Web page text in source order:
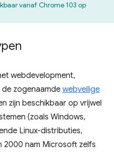
vanaf Chrome 103 op
webdevelopment,
de zogenaamde webveilige
zijn beschikbaar op vrijwel
(zoals Windows,
Linux-distributies,
2000 nam Microsoft zelfs